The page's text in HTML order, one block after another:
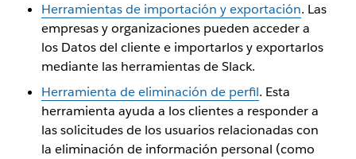
Herramientas de importación y exportación. Las
empresas y organizaciones pueden acceder a
los Datos del cliente e importarlos y exportarlos
mediante las herramientas de Slack.
Herramienta de eliminación de perfil. Esta
herramienta ayuda a los clientes a responder a
las solicitudes de los usuarios relacionadas con
la eliminación de información personal (como